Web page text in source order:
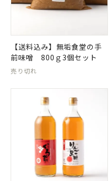
【送料込み】無垢食堂の手
前味噌 800ｇ3個セット
売り切れ